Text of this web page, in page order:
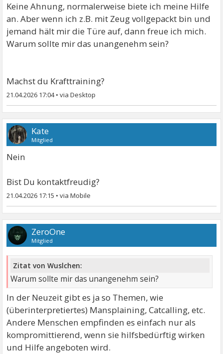
Keine Ahnung, normalerweise biete ich meine Hilfe
an. Aber wenn ich z.B. mit Zeug vollgepackt bin und
jemand hält mir die Türe auf, dann freue ich mich.
Warum sollte mir das unangenehm sein?
Machst du Krafttraining?
21.04.2026 17:04•
Kate
Mitglied
Nein
Bist Du kontaktfreudig?
21.04.2026 17:15 •
ZeroOne
Mitglied
Zitat von Wuslchen:
Warum sollte mir das unangenehm sein?
In der Neuzeit gibt es ja so Themen, wie
(überinterpretiertes) Mansplaining, Catcalling, etc.
Andere Menschen empfinden es einfach nur als
kompromittierend, wenn sie hilfsbedürftig wirken
und Hilfe angeboten wird.